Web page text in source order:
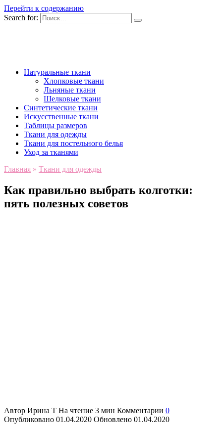
Перейти к содержанию
Search for:
Натуральные ткани
Хлопковые ткани
Льняные ткани
Шелковые ткани
Синтетические ткани
Искусственные ткани
Таблицы размеров
Ткани для одежды
Ткани для постельного белья
Уход за тканями
Главная » Ткани для одежды
Как правильно выбрать колготки:
пять полезных советов
Автор Ирина Т На чтение 3 мин Комментарии 0
Опубликовано 01.04.2020 Обновлено 01.04.2020